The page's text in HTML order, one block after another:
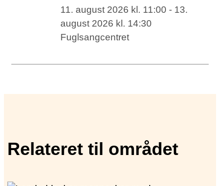
11. august 2026 kl. 11:00 - 13.
august 2026 kl. 14:30
Fuglsangcentret
Relateret til området